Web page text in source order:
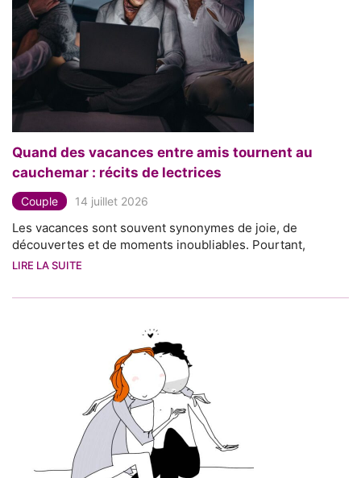
Quand des vacances entre amis tournent au
cauchemar : récits de lectrices
Couple 14 juillet 2026
Les vacances sont souvent synonymes de joie, de
découvertes et de moments inoubliables. Pourtant,
LIRE LA SUITE